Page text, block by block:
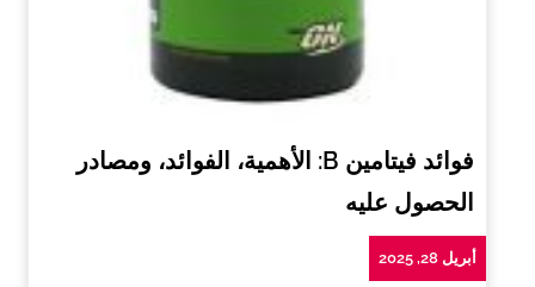
فوائد فيتامين B: الأهمية، الفوائد، ومصادر
الحصول عليه
أبريل 28, 2025